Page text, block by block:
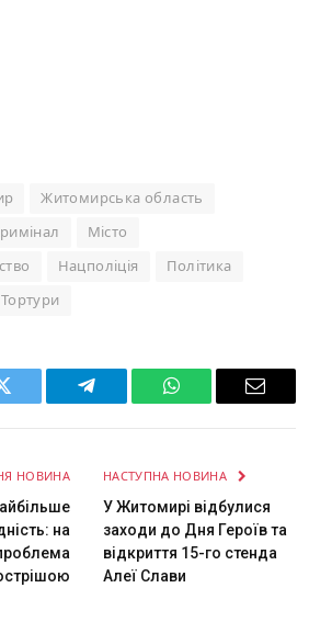
Житомирська область
Місто
Нацполіція Політика
Тортури
Twitter Telegram WhatsAppEmail
НОВИНА
на
НАСТУПНА НОВИНА
У Житомирі відбулися
заходи до Дня Героїв та
відкриття 15-го стенда
Алеї Слави